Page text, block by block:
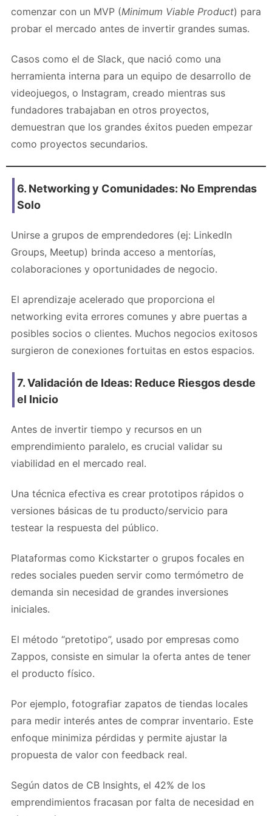
comenzar con un MVP (Minimum Viable Product) para
probar el mercado antes de invertir grandes sumas.
Casos como el de Slack, que nació como una
herramienta interna para un equipo de desarrollo de
videojuegos, o Instagram, creado mientras sus
fundadores trabajaban en otros proyectos,
demuestran que los grandes éxitos pueden empezar
como proyectos secundarios.
6. Networking y Comunidades: No Emprendas
Solo
Unirse a grupos de emprendedores (ej: LinkedIn
Groups, Meetup) brinda acceso a mentorías,
colaboraciones y oportunidades de negocio.
El aprendizaje acelerado que proporciona el
networking evita errores comunes y abre puertas a
posibles socios o clientes. Muchos negocios exitosos
surgieron de conexiones fortuitas en estos espacios.
7. Validación de Ideas: Reduce Riesgos desde
el Inicio
Antes de invertir tiempo y recursos en un
emprendimiento paralelo, es crucial validar su
viabilidad en el mercado real.
Una técnica efectiva es crear prototipos rápidos o
versiones básicas de tu producto/servicio para
testear la respuesta del público.
Plataformas como Kickstarter o grupos focales en
redes sociales pueden servir como termómetro de
demanda sin necesidad de grandes inversiones
iniciales.
El método “pretotipo”, usado por empresas como
Zappos, consiste en simular la oferta antes de tener
el producto físico.
Por ejemplo, fotografiar zapatos de tiendas locales
para medir interés antes de comprar inventario. Este
enfoque minimiza pérdidas y permite ajustar la
propuesta de valor con feedback real.
Según datos de CB Insights, el 42% de los
emprendimientos fracasan por falta de necesidad en